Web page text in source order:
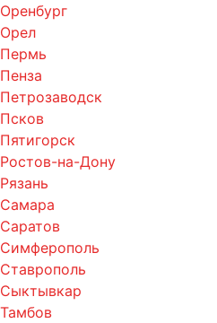
Оренбург
Орел
Пермь
Пенза
Петрозаводск
Псков
Пятигорск
Ростов-на-Дону
Рязань
Самара
Саратов
Симферополь
Ставрополь
Сыктывкар
Тамбов